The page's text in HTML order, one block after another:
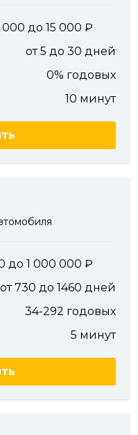
000 до 15 000
от 5 до 30 дней
0% годовых
10 минут
до 1 000 000
от 730 до 1460 дней
34-292 годовых
5 минут